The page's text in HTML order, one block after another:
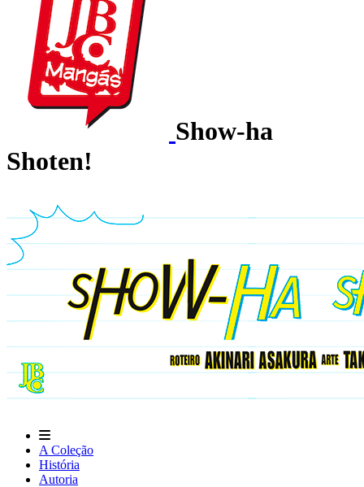
Show-ha
Shoten!
A Coleção
História
Autoria